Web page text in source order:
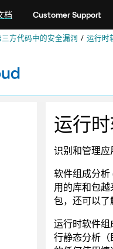
档 Customer Support
方代码中的安全漏洞 运行时
运行
识别和管理应
软件组成分
用的库和包
包，还可以了
运行时软件组
行静态分析